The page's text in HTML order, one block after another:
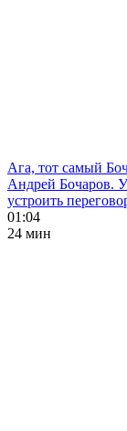
Ага, тот самый
Андрей Бочаров.
устроить
01:04
24 мин